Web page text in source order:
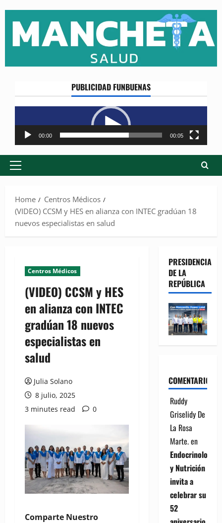
content
PUBLICIDAD FUNBUENAS
Reproductor
de
vídeo
00:00 00:05
Primary
Home
Centros Médicos
(VIDEO) CCSM y HES en alianza con INTEC gradúan 18
nuevos especialistas en salud
Centros Médicos
(VIDEO) CCSM y HES
en alianza con INTEC
gradúan 18 nuevos
especialistas en
salud
Julia Solano
8 julio, 2025
3 minutes read
0
Comparte Nuestro
PRESIDENCIA
DE LA
REPÚBLICA
COMENTARIOS
Ruddy
Griselidy De
La Rosa
Marte.en
Endocrinología
y Nutrición
invita a
celebrar su
52